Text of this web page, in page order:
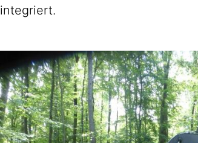
integriert.